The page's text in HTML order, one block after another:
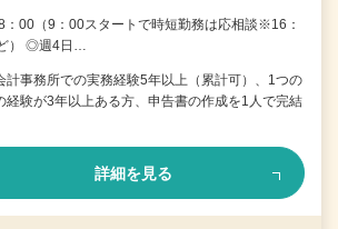
：00（9：00スタートで時短勤務は応相談※16：
） ◎週4日…
計事務所での実務経験5年以上（累計可）、1つの
経験が3年以上ある方、申告書の作成を1人で完結
詳細を見る